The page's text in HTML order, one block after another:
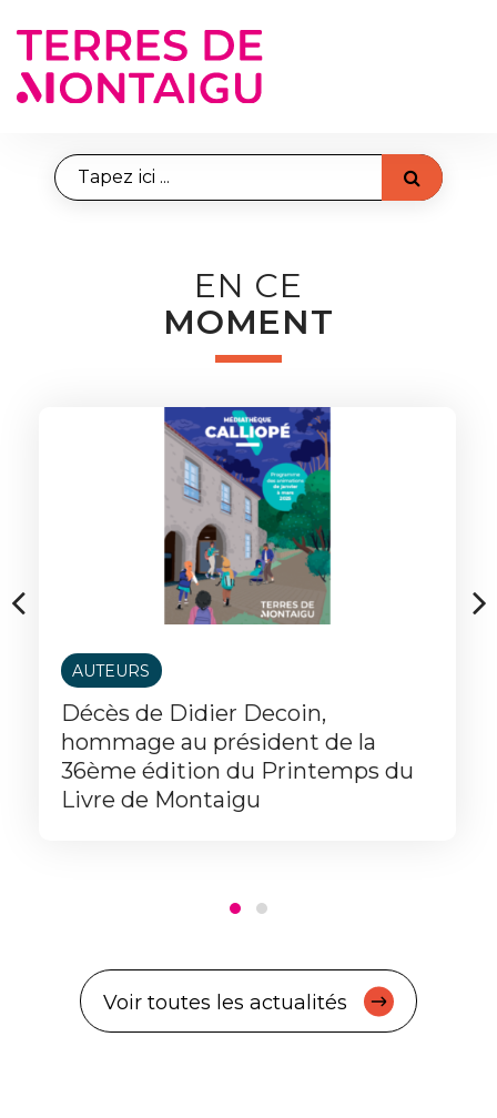
RECHERCHE
EN CE
MOMENT
AUTEURS
Décès de Didier Decoin,
hommage au président de la
36ème édition du Printemps du
Livre de Montaigu
Voir toutes les actualités